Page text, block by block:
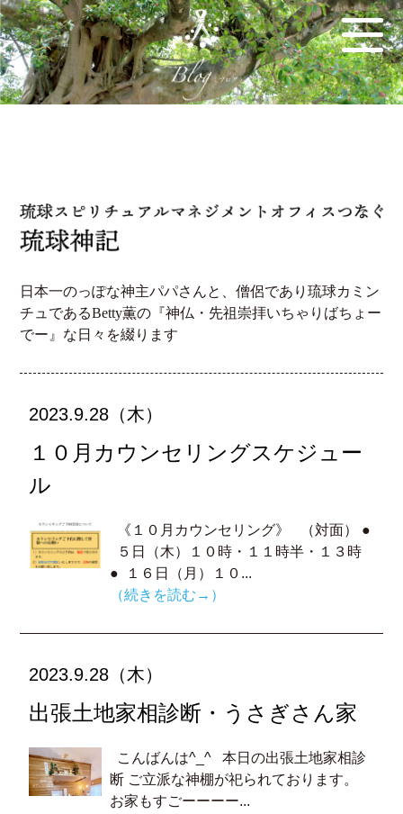
日本一のっぽな神主パパさんと、僧侶であり琉球カミン
チュであるBetty薫の『神仏・先祖崇拝いちゃりばちょー
でー』な日々を綴ります
2023.9.28（木）
１０月カウンセリングスケジュー
ル
《１０月カウンセリング》 （対面） ●
５日（木）１０時・１１時半・１３時
● １６日（月）１０...
（続きを読む→）
2023.9.28（木）
出張土地家相診断・うさぎさん家
こんばんは^_^ 本日の出張土地家相診
断 ご立派な神棚が祀られております。
お家もすごーーーー...